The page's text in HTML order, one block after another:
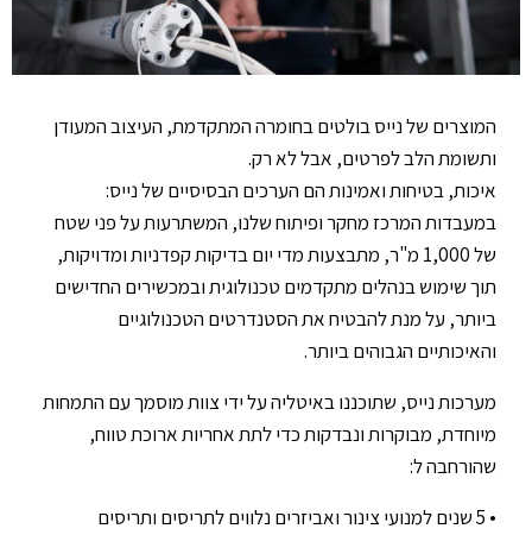
המוצרים של נייס בולטים בחומרה המתקדמת, העיצוב המעודן
ותשומת הלב לפרטים, אבל לא רק.
איכות, בטיחות ואמינות הם הערכים הבסיסיים של נייס:
במעבדות המרכז מחקר ופיתוח שלנו, המשתרעות על פני שטח
של 1,000 מ"ר, מתבצעות מדי יום בדיקות קפדניות ומדויקות,
תוך שימוש בנהלים מתקדמים טכנולוגית ובמכשירים החדישים
ביותר, על מנת להבטיח את הסטנדרטים הטכנולוגיים
והאיכותיים הגבוהים ביותר.
מערכות נייס, שתוכננו באיטליה על ידי צוות מוסמך עם התמחות
מיוחדת, מבוקרות ונבדקות כדי לתת אחריות ארוכת טווח,
שהורחבה ל:
• 5 שנים למנועי צינור ואביזרים נלווים לתריסים ותריסים